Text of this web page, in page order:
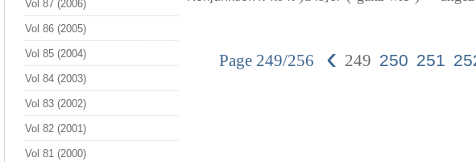
Vol 87 (2006)
Vol 86 (2005)
Vol 85 (2004)
Vol 84 (2003)
Vol 83 (2002)
Vol 82 (2001)
Vol 81 (2000)
Page 249/256 ‹ 249 250 251